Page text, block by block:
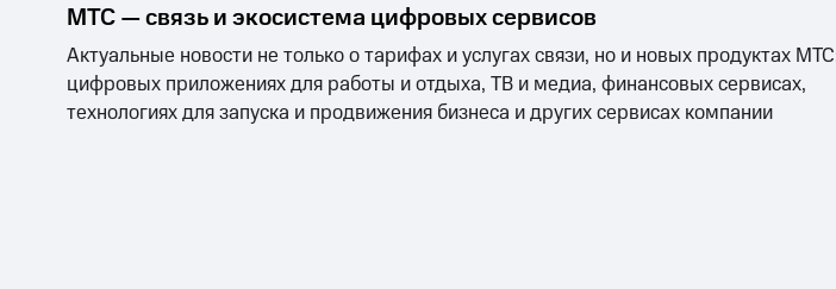
МТС — связь и экосистема цифровых сервисов
Актуальные новости не только о тарифах и услугах связи, но и новых продуктах
цифровых приложениях для работы и отдыха, ТВ и медиа, финансовых сервисах,
технологиях для запуска и продвижения бизнеса и других сервисах компании